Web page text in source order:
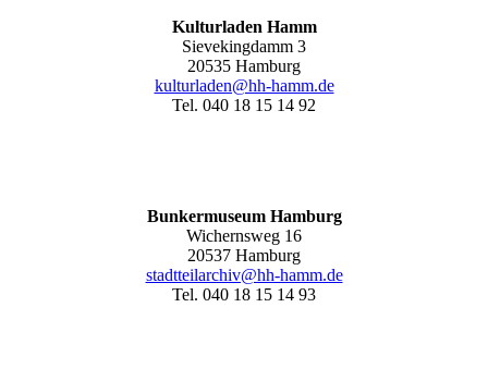
Kulturladen Hamm
Sievekingdamm 3
20535 Hamburg
kulturladen@hh-hamm.de
Tel. 040 18 15 14 92
Bunkermuseum Hamburg
Wichernsweg 16
20537 Hamburg
stadtteilarchiv@hh-hamm.de
Tel. 040 18 15 14 93